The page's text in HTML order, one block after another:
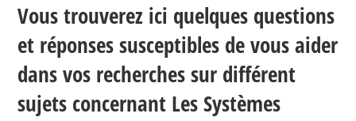
Vous trouverez ici quelques questions
et réponses susceptibles de vous aider
dans vos recherches sur différent
sujets concernant Les Systèmes